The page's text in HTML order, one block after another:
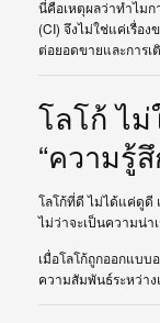
นี่คือเหตุผลว่าทำไมก
(CI) จึงไม่ใช่แค่เรื่อ
ต่อยอดขายและการเ
โลโก้ ไ
“ความรู้สึ
โลโก้ที่ดี ไม่ได้แค่ดูดี
ไม่ว่าจะเป็นความน่า
เมื่อโลโก้ถูกออกแบบ
ความสัมพันธ์ระหว่า